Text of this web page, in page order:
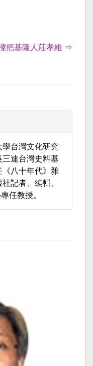
把基隆人莊孝維 ⇒
學台灣文化研究
三連台灣史料基
八十年代》雜
記者、編輯、
任教授。